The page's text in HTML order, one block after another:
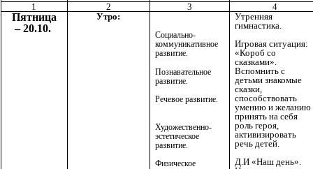
1 2 3 4
Пятница
– 20.10.
Утро:
Социально-
коммуникативное
развитие.
Познавательное
развитие.
Речевое развитие.
Художественно-
эстетическое
развитие.
Физическое
Утренняя
гимнастика.
Игровая ситуация:
«Короб со
сказками».
Вспомнить с
детьми знакомые
сказки,
способствовать
умению и желанию
принять на себя
роль героя,
активизировать
речь детей.
Д.И «Наш день».